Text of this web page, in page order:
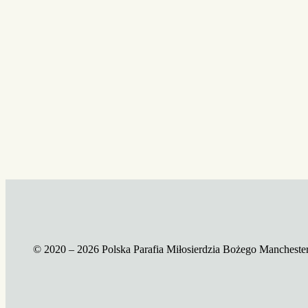
© 2020 – 2026 Polska Parafia Miłosierdzia Bożego